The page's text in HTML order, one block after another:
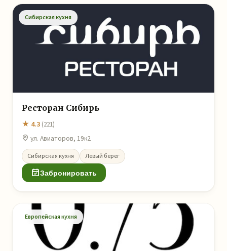
Сибирская кухня
Ресторан Сибирь
★ 4.3 (221)
ул. Авиаторов, 19к2
Сибирская кухня Левый берег
Забронировать
Европейская кухня